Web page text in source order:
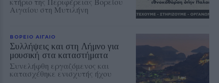
Αιγαίου στη Μυτιλήνη
ΒΟΡΕΙΟ ΑΙΓΑΙΟ
Συλλήψεις και στη Λήμνο για
μουσική στα καταστήματα
Συνελήφθη εργαζόμενος και
κατασχέθηκε ενισχυτής ήχου